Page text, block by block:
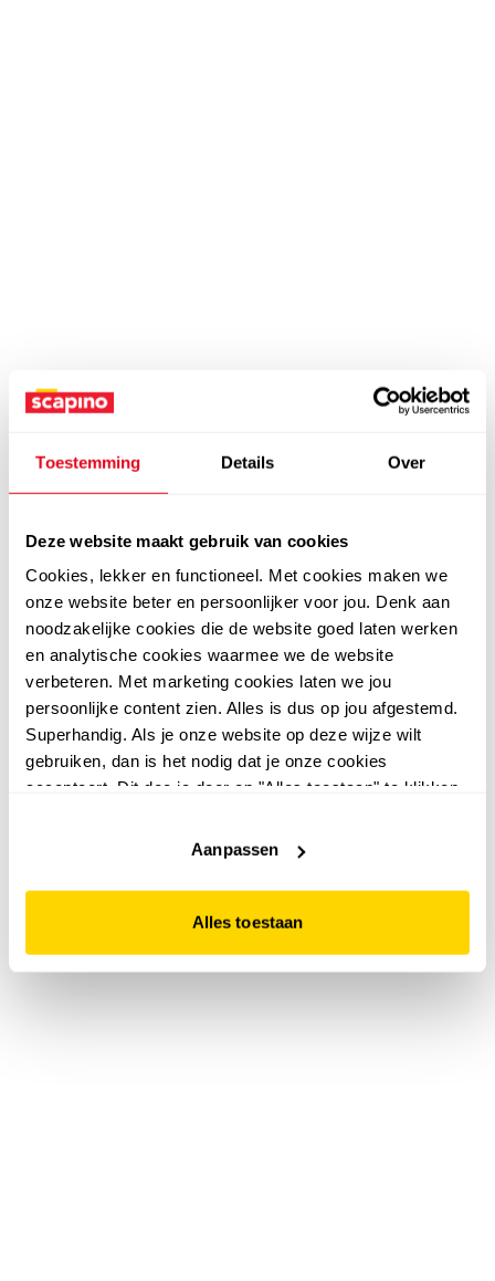
Toestemming Details Over
Deze website maakt gebruik van cookies
Cookies, lekker en functioneel. Met cookies maken we
onze website beter en persoonlijker voor jou. Denk aan
noodzakelijke cookies die de website goed laten werken
en analytische cookies waarmee we de website
verbeteren. Met marketing cookies laten we jou
persoonlijke content zien. Alles is dus op jou afgestemd.
Superhandig. Als je onze website op deze wijze wilt
gebruiken, dan is het nodig dat je onze cookies
accepteert. Dit doe je door op "Alles toestaan" te klikken.
website niet optimaal functioneert.
Aanpassen
Alles toestaan